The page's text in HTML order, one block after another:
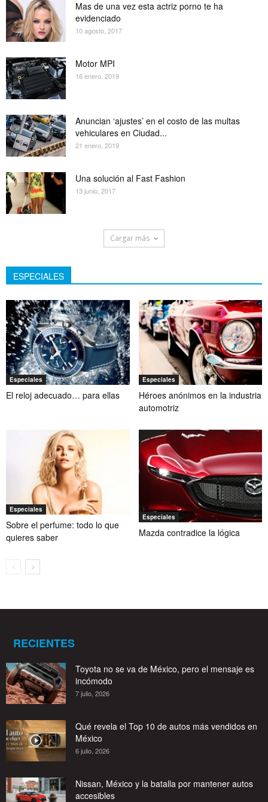
Mas de una vez esta actriz porno te ha
evidenciado
10 agosto, 2017
Motor MPI
16 enero, 2019
Anuncian ‘ajustes’ en el costo de las multas
vehiculares en Ciudad...
21 enero, 2019
Una solución al Fast Fashion
13 junio, 2017
Cargar más
ESPECIALES
Especiales
El reloj adecuado… para ellas
Especiales
Héroes anónimos en la industria
automotriz
Especiales
Sobre el perfume: todo lo que
quieres saber
Especiales
Mazda contradice la lógica
RECIENTES
Toyota no se va de México, pero el mensaje es
incómodo
7 julio, 2026
Qué revela el Top 10 de autos más vendidos en
México
6 julio, 2026
Nissan, México y la batalla por mantener autos
accesibles